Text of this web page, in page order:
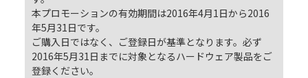
本プロモーションの有効期間は2016年4月1日から2016
年5月31日です。
ご購入日ではなく、ご登録日が基準となります。必ず
2016年5月31日までに対象となるハードウェア製品をご
登録ください。